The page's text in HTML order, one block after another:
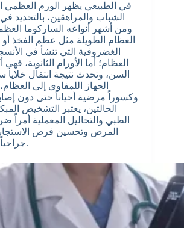
في الطبيعي يظهر الورم العظمي
الشباب والمراهقين، بالتحديد
ومن أشهر أنواعه الساركوما
العظام الطويلة مثل عظم الفخذ
الغضروفية التي تنشأ في
العظام؛ أما الأورام الثانوية،
السن، وتحدث نتيجة انتقال خلايا
الجهاز اللمفاوي إلى
وكسوراً مرضية أحياناً حتى دون
الحالتين، يعتبر التشخيص
الطبي والتحاليل المعملية أمراً
المرض وتحسين فرص
جراحياً أو دوائياً أو إشعاعياً.